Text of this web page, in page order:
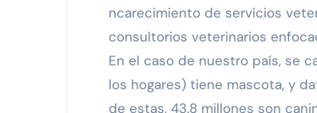
ncarecimiento de servicios
consultorios veterinarios
En el caso de nuestro país, se
los hogares) tiene mascota, y
de estas, 43.8 millones son